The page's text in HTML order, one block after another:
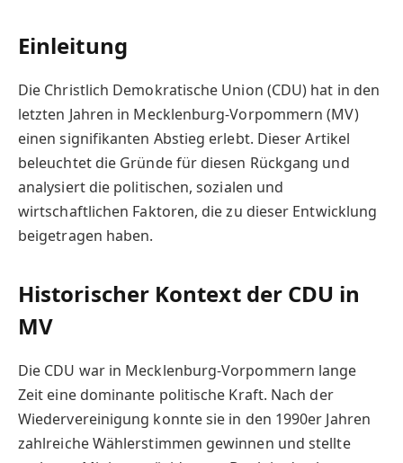
Einleitung
Die Christlich Demokratische Union (CDU) hat in den
letzten Jahren in Mecklenburg-Vorpommern (MV)
einen signifikanten Abstieg erlebt. Dieser Artikel
beleuchtet die Gründe für diesen Rückgang und
analysiert die politischen, sozialen und
wirtschaftlichen Faktoren, die zu dieser Entwicklung
beigetragen haben.
Historischer Kontext der CDU in
MV
Die CDU war in Mecklenburg-Vorpommern lange
Zeit eine dominante politische Kraft. Nach der
Wiedervereinigung konnte sie in den 1990er Jahren
zahlreiche Wählerstimmen gewinnen und stellte